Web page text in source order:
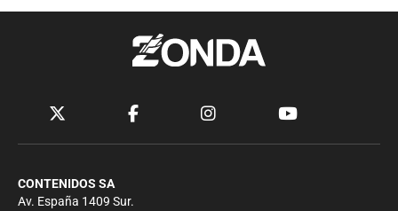
CONTENIDOS SA
Av. España 1409 Sur.